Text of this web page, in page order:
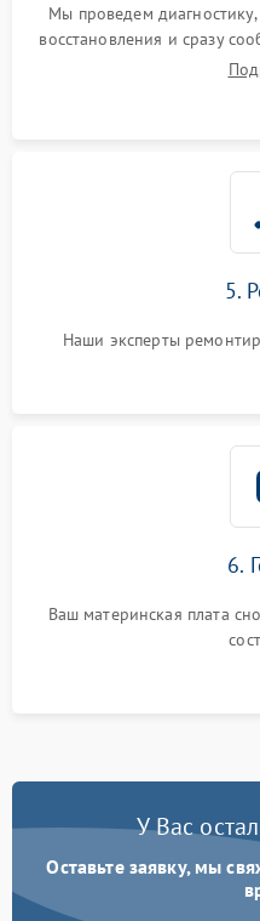
Мы проведем
восстановления и сразу
5.
Наши эксперты
6.
Ваш материнская плата
У Вас
Оставьте заявку, мы